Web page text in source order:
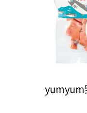
yumyum